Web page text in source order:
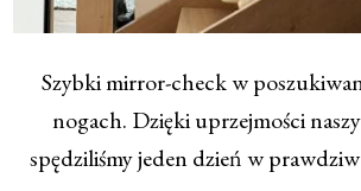
Szybki mirror-check w
nogach. Dzięki uprzejmości
spędziliśmy jeden dzień w